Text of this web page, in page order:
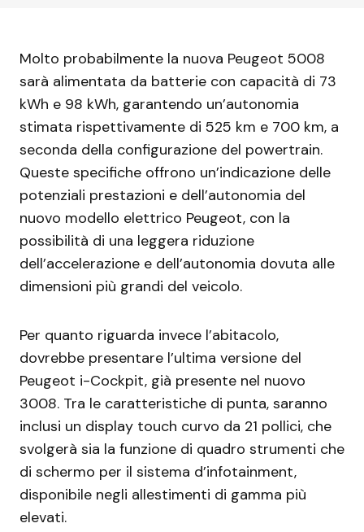
Molto probabilmente la nuova Peugeot 5008
sarà alimentata da batterie con capacità di 73
kWh e 98 kWh, garantendo un’autonomia
stimata rispettivamente di 525 km e 700 km, a
seconda della configurazione del powertrain.
Queste specifiche offrono un’indicazione delle
potenziali prestazioni e dell’autonomia del
nuovo modello elettrico Peugeot, con la
possibilità di una leggera riduzione
dell’accelerazione e dell’autonomia dovuta alle
dimensioni più grandi del veicolo.
Per quanto riguarda invece l’abitacolo,
dovrebbe presentare l’ultima versione del
Peugeot i-Cockpit, già presente nel nuovo
3008. Tra le caratteristiche di punta, saranno
inclusi un display touch curvo da 21 pollici, che
svolgerà sia la funzione di quadro strumenti che
di schermo per il sistema d’infotainment,
disponibile negli allestimenti di gamma più
elevati.